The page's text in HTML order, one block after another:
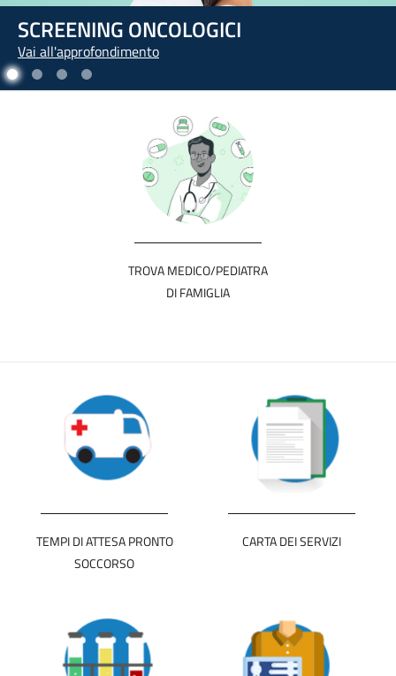
L'ARTE DI PRENDERSI CURA DI SÉ
Vai all'approfondimento
TROVA MEDICO/PEDIATRA
DI FAMIGLIA
TEMPI DI ATTESA PRONTO
SOCCORSO
CARTA DEI SERVIZI